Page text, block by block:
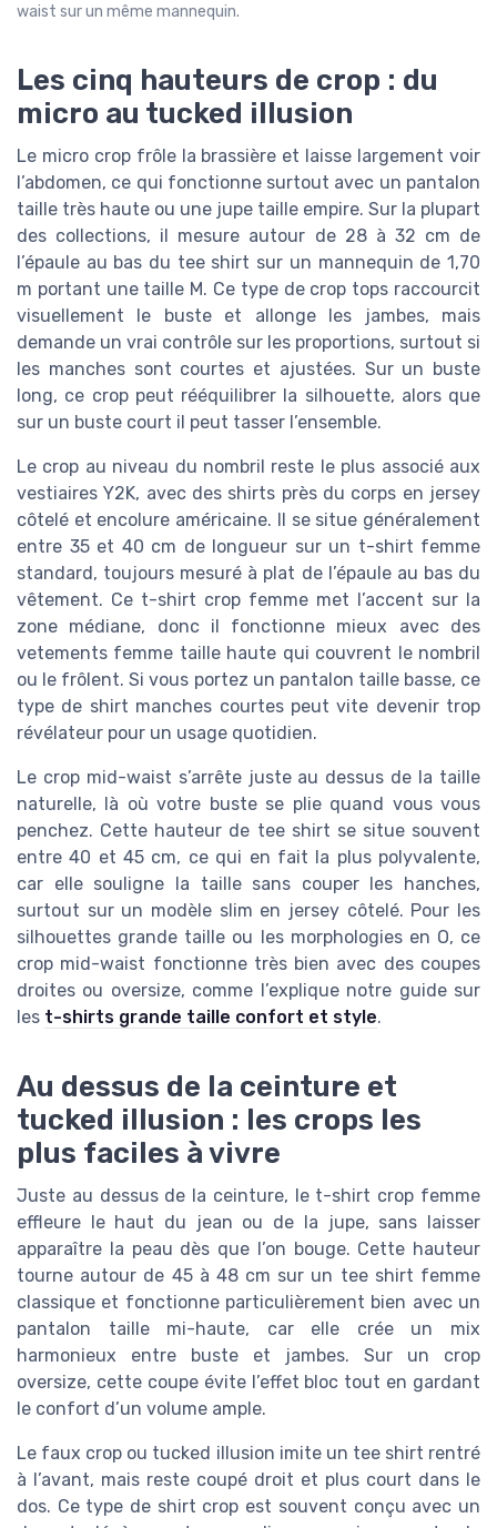
waist sur un même mannequin.
Les cinq hauteurs de crop : du
micro au tucked illusion
Le micro crop frôle la brassière et laisse largement voir
l’abdomen, ce qui fonctionne surtout avec un pantalon
taille très haute ou une jupe taille empire. Sur la plupart
des collections, il mesure autour de 28 à 32 cm de
l’épaule au bas du tee shirt sur un mannequin de 1,70
m portant une taille M. Ce type de crop tops raccourcit
visuellement le buste et allonge les jambes, mais
demande un vrai contrôle sur les proportions, surtout si
les manches sont courtes et ajustées. Sur un buste
long, ce crop peut rééquilibrer la silhouette, alors que
sur un buste court il peut tasser l’ensemble.
Le crop au niveau du nombril reste le plus associé aux
vestiaires Y2K, avec des shirts près du corps en jersey
côtelé et encolure américaine. Il se situe généralement
entre 35 et 40 cm de longueur sur un t-shirt femme
standard, toujours mesuré à plat de l’épaule au bas du
vêtement. Ce t-shirt crop femme met l’accent sur la
zone médiane, donc il fonctionne mieux avec des
vetements femme taille haute qui couvrent le nombril
ou le frôlent. Si vous portez un pantalon taille basse, ce
type de shirt manches courtes peut vite devenir trop
révélateur pour un usage quotidien.
Le crop mid-waist s’arrête juste au dessus de la taille
naturelle, là où votre buste se plie quand vous vous
penchez. Cette hauteur de tee shirt se situe souvent
entre 40 et 45 cm, ce qui en fait la plus polyvalente,
car elle souligne la taille sans couper les hanches,
surtout sur un modèle slim en jersey côtelé. Pour les
silhouettes grande taille ou les morphologies en O, ce
crop mid-waist fonctionne très bien avec des coupes
droites ou oversize, comme l’explique notre guide sur
les t-shirts grande taille confort et style.
Au dessus de la ceinture et
tucked illusion : les crops les
plus faciles à vivre
Juste au dessus de la ceinture, le t-shirt crop femme
effleure le haut du jean ou de la jupe, sans laisser
apparaître la peau dès que l’on bouge. Cette hauteur
tourne autour de 45 à 48 cm sur un tee shirt femme
classique et fonctionne particulièrement bien avec un
pantalon taille mi-haute, car elle crée un mix
harmonieux entre buste et jambes. Sur un crop
oversize, cette coupe évite l’effet bloc tout en gardant
le confort d’un volume ample.
Le faux crop ou tucked illusion imite un tee shirt rentré
à l’avant, mais reste coupé droit et plus court dans le
dos. Ce type de shirt crop est souvent conçu avec un